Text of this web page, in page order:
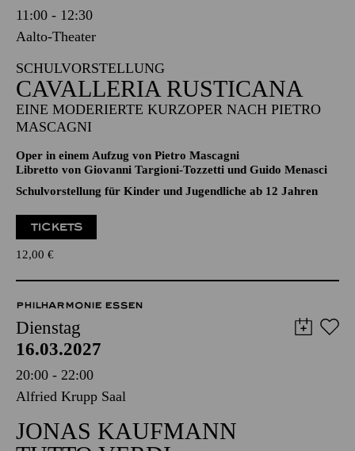
Dienstag
16.03.2027
11:00 - 12:30
Aalto-Theater
SCHULVORSTELLUNG
CAVALLERIA RUSTICANA
EINE MODERIERTE KURZOPER NACH PIETRO
MASCAGNI
Libretto von Giovanni Targioni-Tozzetti und Guido Menasci
Schulvorstellung für Kinder und Jugendliche ab 12 Jahren
12,00€
PHILHARMONIE ESSEN
Dienstag
16.03.2027
20:00 - 22:00
Alfried Krupp Saal